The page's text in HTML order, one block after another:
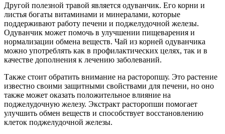
Другой полезной травой является одуванчик. Его корни и
листья богаты витаминами и минералами, которые
поддерживают работу печени и поджелудочной железы.
Одуванчик может помочь в улучшении пищеварения и
нормализации обмена веществ. Чай из корней одуванчика
можно употреблять как в профилактических целях, так и в
качестве дополнения к лечению заболеваний.
Также стоит обратить внимание на расторопшу. Это растение
известно своими защитными свойствами для печени, но оно
также может оказать положительное влияние на
поджелудочную железу. Экстракт расторопши помогает
улучшить обмен веществ и способствует восстановлению
клеток поджелудочной железы.